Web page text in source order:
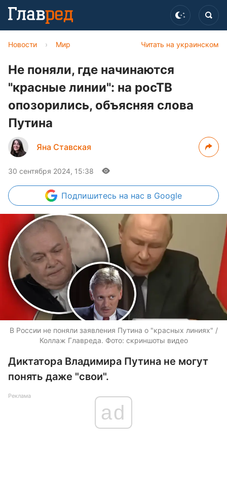
Читать на украинском
Новости › Мир
Не поняли, где начинаются
"красные линии": на росТВ
опозорились, объясняя слова
Путина
Яна Ставская
30 сентября 2024, 15:38
Подпишитесь на нас в Google
В России не поняли заявления Путина о "красных линиях" /
Коллаж Главреда. Фото: скриншоты видео
Диктатора Владимира Путина не могут
понять даже "свои".
Реклама
ad